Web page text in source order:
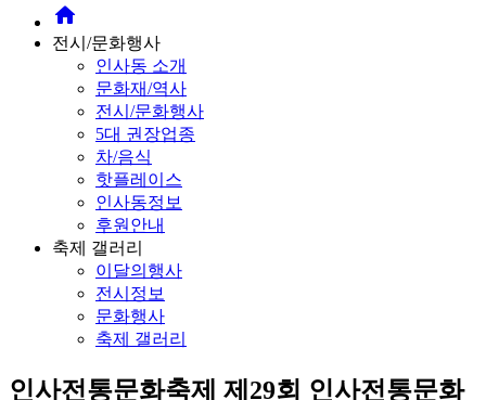
home
전시/문화행사
인사동 소개
문화재/역사
전시/문화행사
5대 권장업종
차/음식
핫플레이스
인사동정보
후원안내
축제 갤러리
이달의행사
전시정보
문화행사
축제 갤러리
인사전통문화축제 제29회 인사전통문화